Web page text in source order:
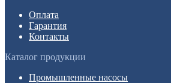
Оплата
Гарантия
Контакты
Каталог продукции
Промышленные насосы